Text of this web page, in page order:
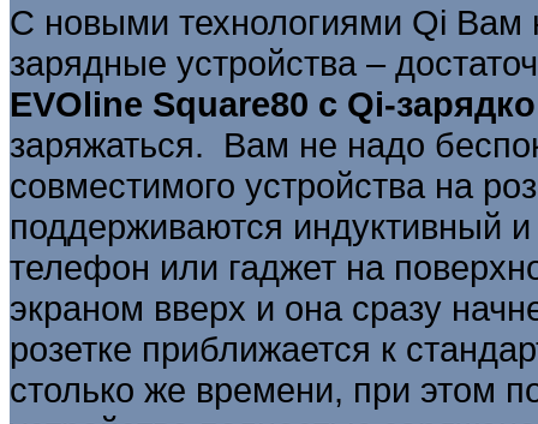
С новыми технологиями Qi Вам
зарядные устройства –
EVOline Square80 с Qi-
заряжаться. Вам не надо
совместимого устройства на
поддерживаются индуктивный
телефон или гаджет на
экраном вверх и она сразу
розетке приближается к
столько же времени, при этом